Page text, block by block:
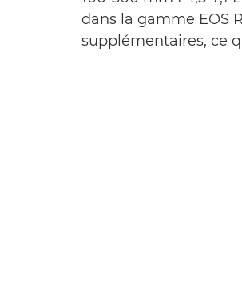
dans la gamme EOS
supplémentaires, ce